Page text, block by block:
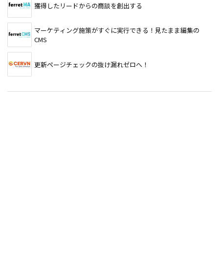
獲得したリードからの商談を創出する
マーケティング施策がすぐに実行できる！見たまま編集の
CMS
更新ページチェックの抜け漏れゼロへ！